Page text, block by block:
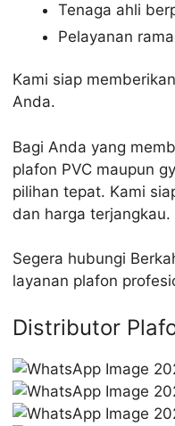
Tenaga ahli
Pelayanan
Kami siap
Anda.
Bagi Anda yang
plafon PVC maupun
pilihan tepat. Kami
dan harga terjangkau.
Segera hubungi
layanan plafon
Distributor